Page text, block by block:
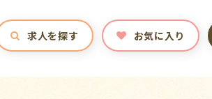
求人を探す お気に入り